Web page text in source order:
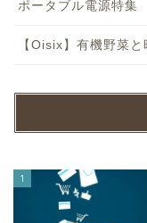
ポータブル電源特集
【Oisix】有機野菜
1